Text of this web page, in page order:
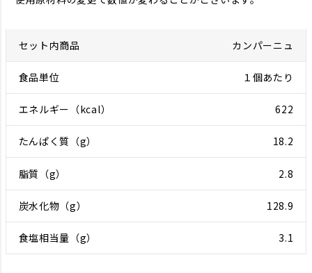
カンパーニュ
１個あたり
622
18.2
2.8
128.9
3.1